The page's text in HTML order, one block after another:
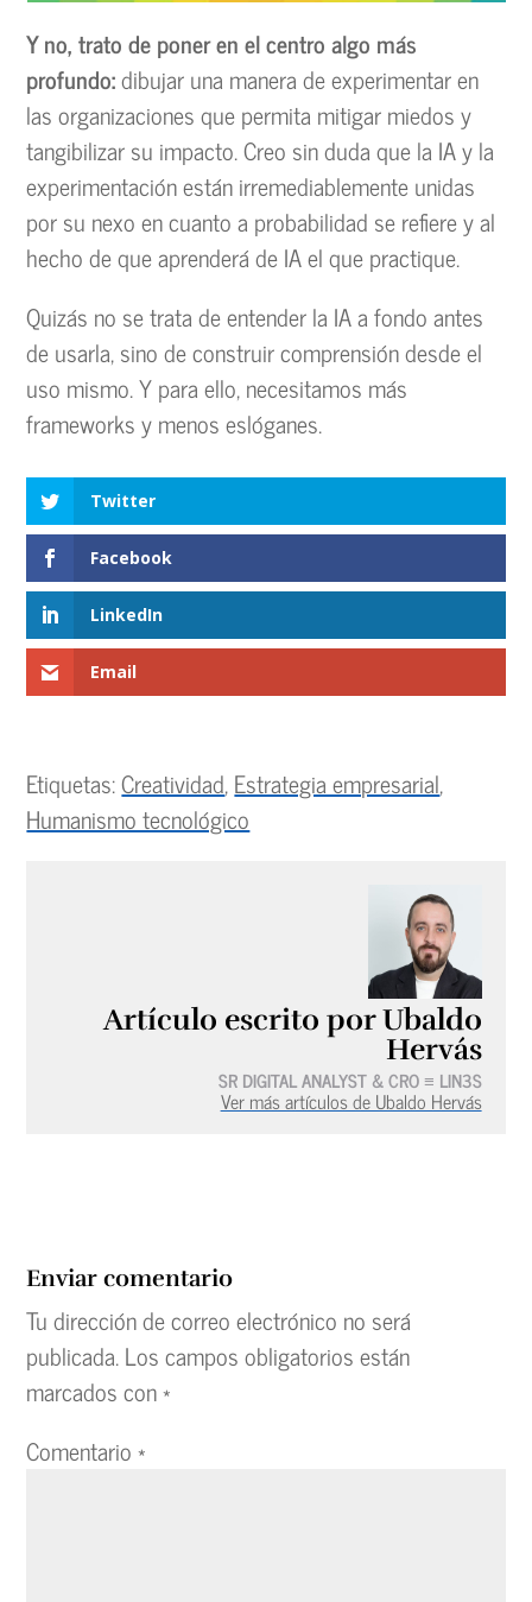
Y no, trato de poner en el centro algo más
profundo:dibujar una manera de experimentar en
las organizaciones que permita mitigar miedos y
tangibilizar su impacto. Creo sin duda que la IA y la
experimentación están irremediablemente unidas
por su nexo en cuanto a probabilidad se refiere y al
hecho de que aprenderá de IA el que practique.
Quizás no se trata de entender la IA a fondo antes
de usarla, sino de construir comprensión desde el
uso mismo. Y para ello, necesitamos más
frameworks y menos eslóganes.
Twitter
Facebook
LinkedIn
Email
Etiquetas:Creatividad,Estrategia empresarial,
Humanismo tecnológico
Artículo escrito por Ubaldo
Hervás
SR DIGITAL ANALYST & CRO ≡ LIN3S
Ver más artículos de Ubaldo Hervás
Enviar comentario
Tu dirección de correo electrónico no será
publicada.Los campos obligatorios están
marcados con*
Comentario*